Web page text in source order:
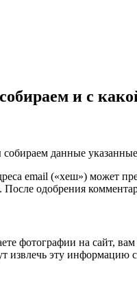
и с
данные
email («хеш») может
После одобрения
фотографии на сайт,
извлечь эту информацию